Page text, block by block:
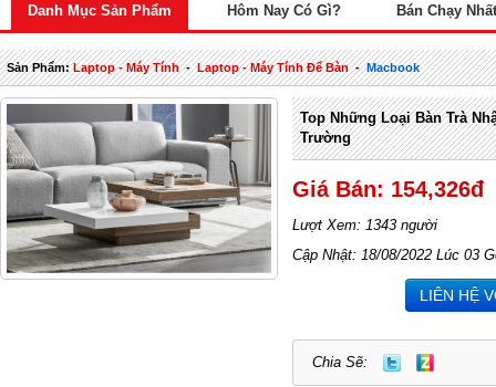
Danh Mục Sản Phẩm Hôm Nay Có Gì? Bán Chạy Nhất
Sản Phẩm:Laptop - Máy Tính-Laptop - Máy Tính Để Bàn-Macbook
Top Những Loại Bàn Trà
Trường
Giá Bán: 154,326đ
Lượt Xem: 1343 người
Cập Nhật: 18/08/2022 Lúc 03
LIÊN HỆ
Chia Sẽ: